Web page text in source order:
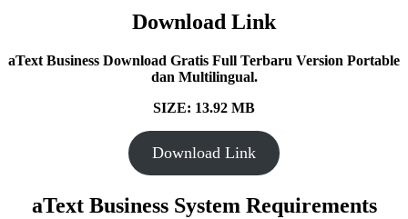
Download Link
aText Business Download Gratis Full Terbaru Version Portable
dan Multilingual.
SIZE: 13.92 MB
Download Link
aText Business System Requirements